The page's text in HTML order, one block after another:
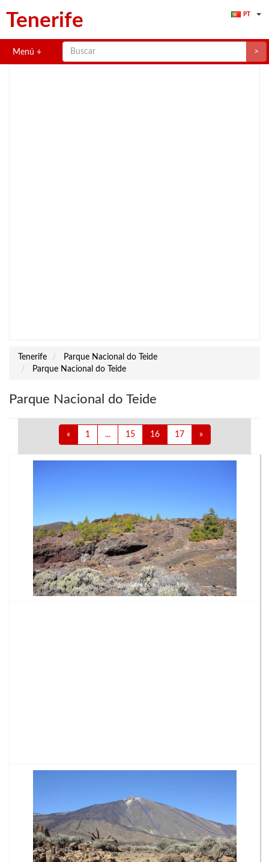
Tenerife PT
Menú >
Tenerife
Parque Nacional do Teide
Parque Nacional do Teide
Parque Nacional do Teide
« 1 ... 15 16 17 »